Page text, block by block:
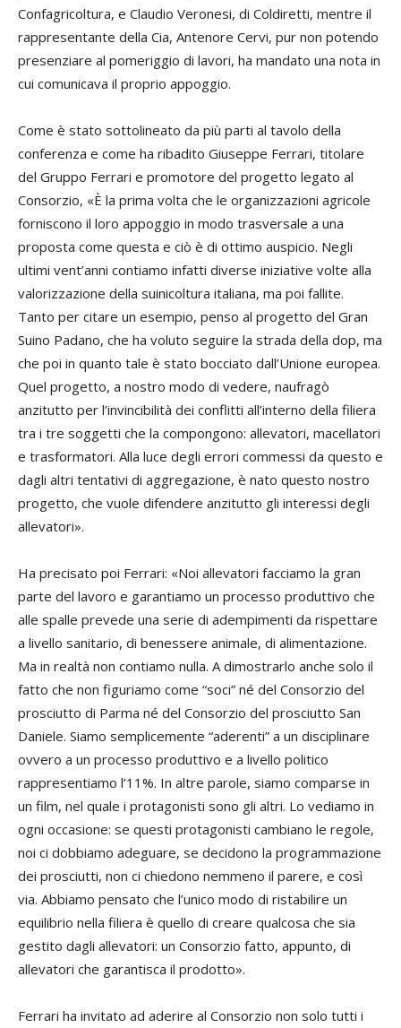
Confagricoltura, e Claudio Veronesi, di Coldiretti, mentre il
rappresentante della Cia, Antenore Cervi, pur non potendo
presenziare al pomeriggio di lavori, ha mandato una nota in
cui comunicava il proprio appoggio.
Come è stato sottolineato da più parti al tavolo della
conferenza e come ha ribadito Giuseppe Ferrari, titolare
del Gruppo Ferrari e promotore del progetto legato al
Consorzio, «È la prima volta che le organizzazioni agricole
forniscono il loro appoggio in modo trasversale a una
proposta come questa e ciò è di ottimo auspicio. Negli
ultimi vent’anni contiamo infatti diverse iniziative volte alla
valorizzazione della suinicoltura italiana, ma poi fallite.
Tanto per citare un esempio, penso al progetto del Gran
Suino Padano, che ha voluto seguire la strada della dop, ma
che poi in quanto tale è stato bocciato dall’Unione europea.
Quel progetto, a nostro modo di vedere, naufragò
anzitutto per l’invincibilità dei conflitti all’interno della filiera
tra i tre soggetti che la compongono: allevatori, macellatori
e trasformatori. Alla luce degli errori commessi da questo e
dagli altri tentativi di aggregazione, è nato questo nostro
progetto, che vuole difendere anzitutto gli interessi degli
allevatori».
Ha precisato poi Ferrari: «Noi allevatori facciamo la gran
parte del lavoro e garantiamo un processo produttivo che
alle spalle prevede una serie di adempimenti da rispettare
a livello sanitario, di benessere animale, di alimentazione.
Ma in realtà non contiamo nulla. A dimostrarlo anche solo il
fatto che non figuriamo come “soci” né del Consorzio del
prosciutto di Parma né del Consorzio del prosciutto San
Daniele. Siamo semplicemente “aderenti” a un disciplinare
ovvero a un processo produttivo e a livello politico
rappresentiamo l’11%. In altre parole, siamo comparse in
un film, nel quale i protagonisti sono gli altri. Lo vediamo in
ogni occasione: se questi protagonisti cambiano le regole,
noi ci dobbiamo adeguare, se decidono la programmazione
dei prosciutti, non ci chiedono nemmeno il parere, e così
via. Abbiamo pensato che l’unico modo di ristabilire un
equilibrio nella filiera è quello di creare qualcosa che sia
gestito dagli allevatori: un Consorzio fatto, appunto, di
allevatori che garantisca il prodotto».
Ferrari ha invitato ad aderire al Consorzio non solo tutti i